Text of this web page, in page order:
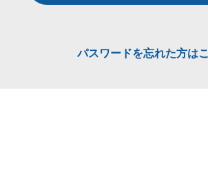
パスワードを忘れた方は